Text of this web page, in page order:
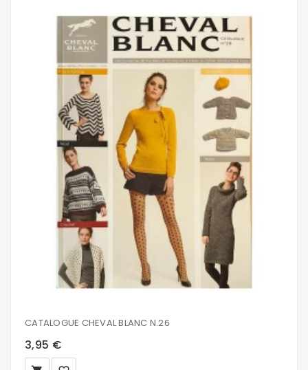
CATALOGUE CHEVAL BLANC N.26
3,95 €